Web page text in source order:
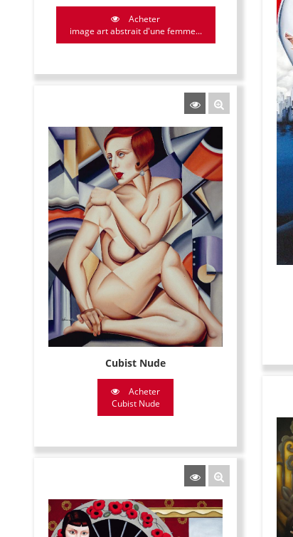
Acheter
image art abstrait d'une femme...
Cubist Nude
Acheter
Cubist Nude